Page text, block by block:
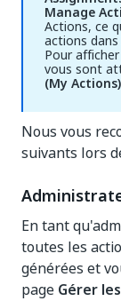
Manage
Actions, ce
actions
Pour
vous sont
(My Actions)
Nous vous
suivants lors
En tant
toutes les
générées et
page Gérer